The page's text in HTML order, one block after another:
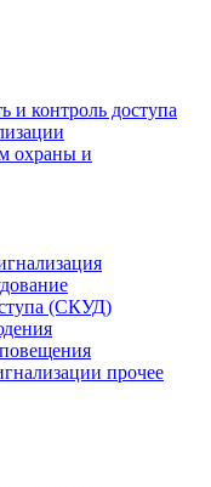
и контроль доступа
охраны и
(СКУД)
прочее